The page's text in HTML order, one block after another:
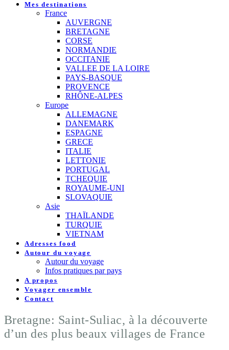
Mes destinations
France
AUVERGNE
BRETAGNE
CORSE
NORMANDIE
OCCITANIE
VALLEE DE LA LOIRE
PAYS-BASQUE
PROVENCE
RHÔNE-ALPES
Europe
ALLEMAGNE
DANEMARK
ESPAGNE
GRECE
ITALIE
LETTONIE
PORTUGAL
TCHEQUIE
ROYAUME-UNI
SLOVAQUIE
Asie
THAÏLANDE
TURQUIE
VIETNAM
Adresses food
Autour du voyage
Autour du voyage
Infos pratiques par pays
A propos
Voyager ensemble
Contact
Bretagne: Saint-Suliac, à la découverte
d’un des plus beaux villages de France